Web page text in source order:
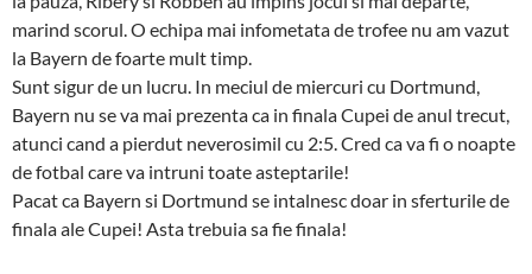
marind scorul. O echipa mai infometata de trofee nu am vazut
la Bayern de foarte mult timp.
Sunt sigur de un lucru. In meciul de miercuri cu Dortmund,
Bayern nu se va mai prezenta ca in finala Cupei de anul trecut,
atunci cand a pierdut neverosimil cu 2:5. Cred ca va fi o noapte
de fotbal care va intruni toate asteptarile!
Pacat ca Bayern si Dortmund se intalnesc doar in sferturile de
finala ale Cupei! Asta trebuia sa fie finala!